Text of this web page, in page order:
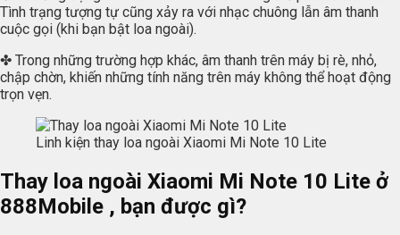
Tình trạng tượng tự cũng xảy ra với nhạc chuông lẫn âm thanh
cuộc gọi (khi bạn bật loa ngoài).
✤ Trong những trường hợp khác, âm thanh trên máy bị rè, nhỏ,
chập chờn, khiến những tính năng trên máy không thể hoạt động
trọn vẹn.
Linh kiện thay loa ngoài Xiaomi Mi Note 10 Lite
Thay loa ngoài Xiaomi Mi Note 10 Lite ở
888Mobile , bạn được gì?